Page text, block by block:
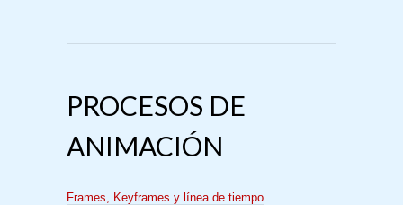
PROCESOS DE
ANIMACIÓN
Frames, Keyframes y línea de tiempo